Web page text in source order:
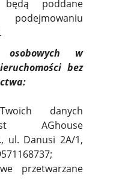
poddane
podejmowaniu
osobowych w
bez
danych
AGhouse
ul. Danusi 2A/1,
przetwarzane